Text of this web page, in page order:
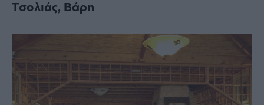
Tσολιάς, Βάρη